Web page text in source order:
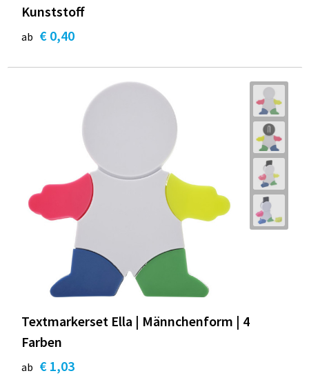
Kunststoff
ab € 0,40
Textmarkerset Ella | Männchenform | 4
Farben
ab € 1,03